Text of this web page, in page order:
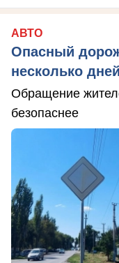
АВТО
Опасный
несколько дней
Обращение
безопаснее